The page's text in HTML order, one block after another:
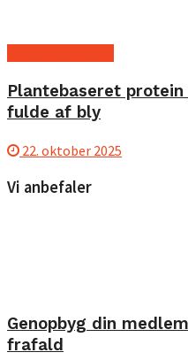
Plantebaseret
fulde af bly
22. oktober 2025
Vi anbefaler
Genopbyg din
frafald